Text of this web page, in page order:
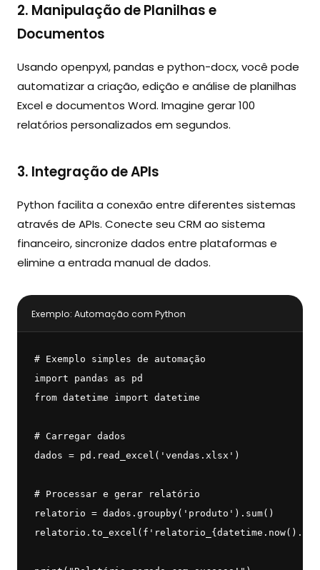
2. Manipulação de Planilhas e
Documentos
Usando openpyxl, pandas e python-docx, você pode
automatizar a criação, edição e análise de planilhas
Excel e documentos Word. Imagine gerar 100
relatórios personalizados em segundos.
3. Integração de APIs
Python facilita a conexão entre diferentes sistemas
através de APIs. Conecte seu CRM ao sistema
financeiro, sincronize dados entre plataformas e
elimine a entrada manual de dados.
Exemplo: Automação com Python
# Exemplo simples de automação
import pandas as pd
from datetime import datetime
# Carregar dados
dados = pd.read_excel('vendas.xlsx')
# Processar e gerar relatório
relatorio = dados.groupby('produto').sum()